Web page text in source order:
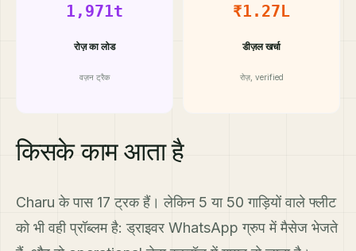
1,971t
रोज़ का लोड
वज़न ट्रैक
₹1.27L
डीज़ल खर्चा
रोज़, verified
किसके काम आता है
Charu के पास 17 ट्रक हैं। लेकिन 5 या 50 गाड़ियों वाले फ्लीट
को भी वही प्रॉब्लम है: ड्राइवर WhatsApp ग्रुप में मैसेज भेजते